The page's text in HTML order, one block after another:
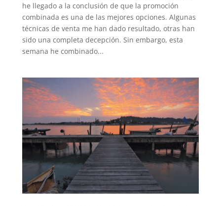
he llegado a la conclusión de que la promoción
combinada es una de las mejores opciones. Algunas
técnicas de venta me han dado resultado, otras han
sido una completa decepción. Sin embargo, esta
semana he combinado...